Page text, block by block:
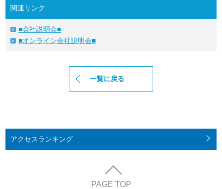
関連リンク
■会社説明会■
■オンライン会社説明会■
一覧に戻る
アクセスランキング
PAGE TOP